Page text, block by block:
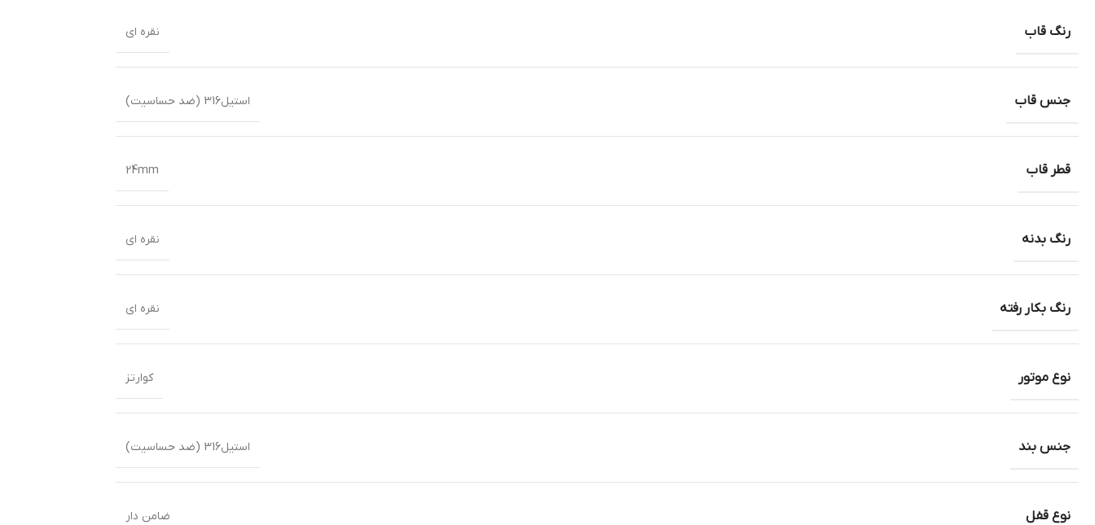
رنگ قاب نقره ای
جنس قاب استیل316 (ضد حساسیت)
قطر قاب 24mm
رنگ بدنه نقره ای
رنگ بکار رفته نقره ای
نوع موتور کوارتز
جنس بند استیل316 (ضد حساسیت)
نوع قفل ضامن دار